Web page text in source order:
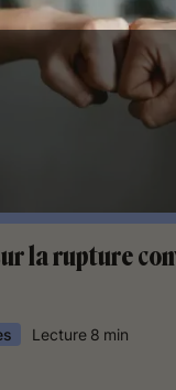
la rupture
Lecture 8 min